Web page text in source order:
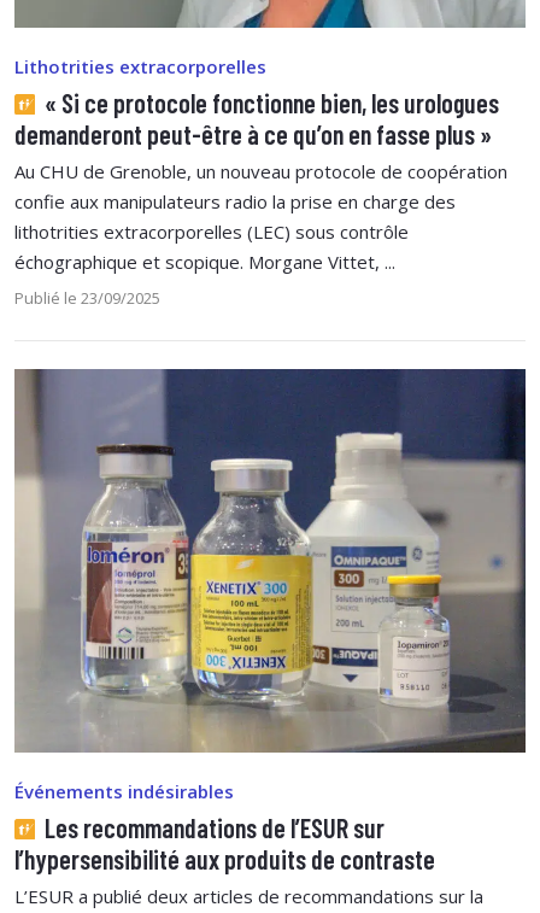
Lithotrities extracorporelles
« Si ce protocole fonctionne bien, les urologues
demanderont peut-être à ce qu’on en fasse plus »
Au CHU de Grenoble, un nouveau protocole de coopération
confie aux manipulateurs radio la prise en charge des
lithotrities extracorporelles (LEC) sous contrôle
échographique et scopique. Morgane Vittet, ...
Publié le 23/09/2025
Événements indésirables
Les recommandations de l’ESUR sur
l’hypersensibilité aux produits de contraste
L’ESUR a publié deux articles de recommandations sur la